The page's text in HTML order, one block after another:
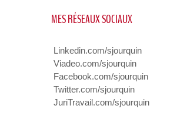
MES RÉSEAUX SOCIAUX
Linkedin.com/sjourquin
Viadeo.com/sjourquin
Facebook.com/sjourquin
Twitter.com/sjourquin
JuriTravail.com/sjourquin